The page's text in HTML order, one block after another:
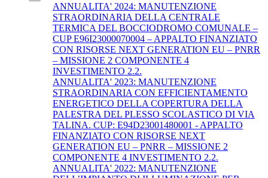
ANNUALITA' 2024: MANUTENZIONE
STRAORDINARIA DELLA CENTRALE
TERMICA DEL BOCCIODROMO COMUNALE –
CUP E96I23000070004 – APPALTO FINANZIATO
CON RISORSE NEXT GENERATION EU – PNRR
– MISSIONE 2 COMPONENTE 4
INVESTIMENTO 2.2.
ANNUALITA' 2023: MANUTENZIONE
STRAORDINARIA CON EFFICIENTAMENTO
ENERGETICO DELLA COPERTURA DELLA
PALESTRA DEL PLESSO SCOLASTICO DI VIA
TALINA. CUP: E94D23001480001 - APPALTO
FINANZIATO CON RISORSE NEXT
GENERATION EU – PNRR – MISSIONE 2
COMPONENTE 4 INVESTIMENTO 2.2.
ANNUALITA' 2022: MANUTENZIONE